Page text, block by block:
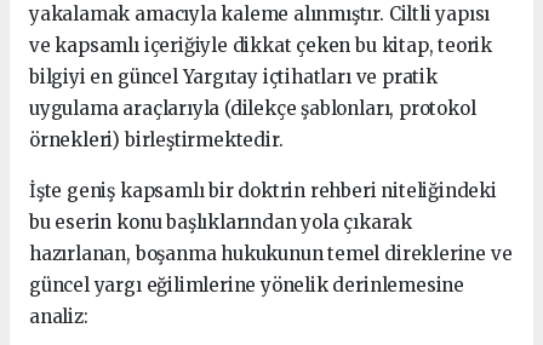
yakalamak amacıyla kaleme alınmıştır. Ciltli yapısı
ve kapsamlı içeriğiyle dikkat çeken bu kitap, teorik
bilgiyi en güncel Yargıtay içtihatları ve pratik
uygulama araçlarıyla (dilekçe şablonları, protokol
örnekleri) birleştirmektedir.
İşte geniş kapsamlı bir doktrin rehberi niteliğindeki
bu eserin konu başlıklarından yola çıkarak
hazırlanan, boşanma hukukunun temel direklerine ve
güncel yargı eğilimlerine yönelik derinlemesine
analiz: